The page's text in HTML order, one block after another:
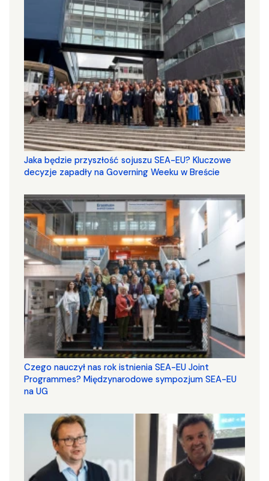
Jaka będzie przyszłość sojuszu SEA-EU? Kluczowe
decyzje zapadły na Governing Weeku w Breście
Czego nauczył nas rok istnienia SEA-EU Joint
Programmes? Międzynarodowe sympozjum SEA-EU
na UG